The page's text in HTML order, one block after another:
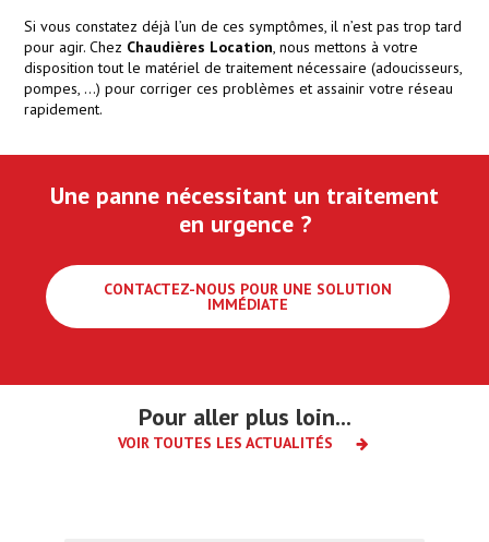
Si vous constatez déjà l’un de ces symptômes, il n’est pas trop tard
pour agir. Chez Chaudières Location, nous mettons à votre
disposition tout le matériel de traitement nécessaire (adoucisseurs,
pompes, …) pour corriger ces problèmes et assainir votre réseau
rapidement.
Une panne nécessitant un traitement
en urgence ?
CONTACTEZ-NOUS POUR UNE SOLUTION
IMMÉDIATE
Pour aller plus loin...
VOIR TOUTES LES ACTUALITÉS